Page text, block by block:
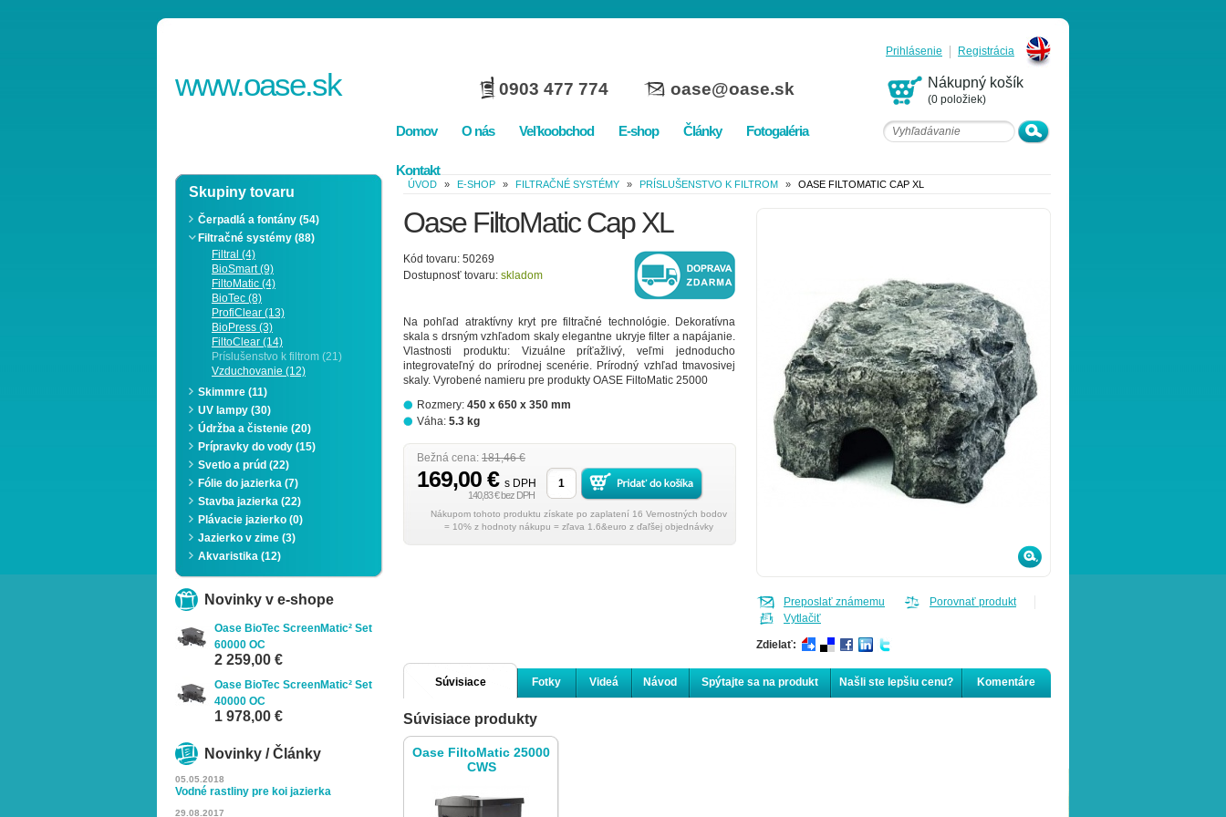
www.oase.sk
Registrácia
Prihlásenie
Nákupný košík
(0 položiek)
0903 477 774 oase@oase.sk
Domov O nás Veľkoobchod E-shop Články Fotogaléria
Kontakt
Skupiny tovaru
Čerpadlá a fontány (54)
Filtračné systémy (88)
Filtral (4)
BioSmart (9)
FiltoMatic (4)
BioTec (8)
ProfiClear (13)
BioPress (3)
FiltoClear (14)
Príslušenstvo k filtrom (21)
Vzduchovanie (12)
Skimmre (11)
UV lampy (30)
Údržba a čistenie (20)
Prípravky do vody (15)
Svetlo a prúd (22)
Fólie do jazierka (7)
Stavba jazierka (22)
Plávacie jazierko (0)
Jazierko v zime (3)
Akvaristika (12)
Novinky v e-shope
Oase BioTec ScreenMatic² Set
60000 OC
2 259,00 €
Oase BioTec ScreenMatic² Set
40000 OC
1 978,00 €
Novinky / Články
05.05.2018
Vodné rastliny pre koi jazierka
29.08.2017
ÚVOD » E-SHOP » FILTRAČNÉ SYSTÉMY » PRÍSLUŠENSTVO K FILTROM » OASE FILTOMATIC CAP XL
Oase FiltoMatic Cap XL
Kód tovaru: 50269
Dostupnosť tovaru: skladom
Na pohľad atraktívny kryt pre filtračné technológie. Dekoratívna
skala s drsným vzhľadom skaly elegantne ukryje filter a napájanie.
Vlastnosti produktu: Vizuálne príťažlivý, veľmi jednoducho
integrovateľný do prírodnej scenérie. Prírodný vzhľad tmavosivej
skaly. Vyrobené namieru pre produkty OASE FiltoMatic 25000
Rozmery: 450 x 650 x 350 mm
Váha: 5.3 kg
Bežná cena: 181,46 €
169,00 € s DPH
140,83 € bez DPH
Nákupom tohoto produktu získate po zaplatení 16 Vernostných bodov
= 10% z hodnoty nákupu = zľava 1.6&euro z ďaľšej objednávky
Preposlať známemu
Porovnať produkt
Vytlačiť
Zdielať:
Súvisiace
produkty
Fotky Videá Návod Spýtajte sa na produkt Našli ste lepšiu cenu? Komentáre
Súvisiace produkty
Oase FiltoMatic 25000
CWS